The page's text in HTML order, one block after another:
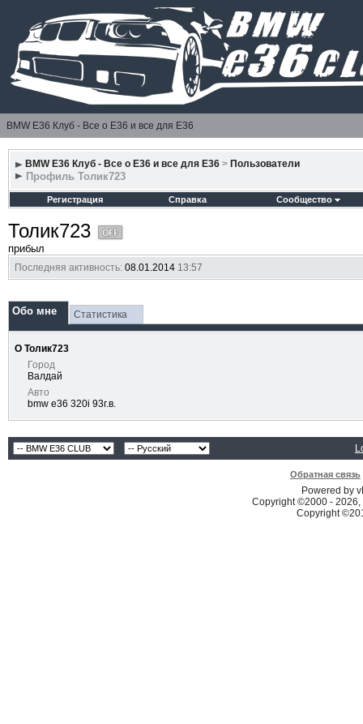
BMW E36 Клуб - Все о Е36 и все для Е36
BMW E36 Клуб - Все о Е36 и все для Е36 > Пользователи
Профиль Толик723
Регистрация Справка Сообщество
Толик723
прибыл
Последняя активность:08.01.2014 13:57
Обо мне Статистика
О Толик723
Город
Валдай
Авто
bmw е36 320i 93г.в.
Обратная связь
Powered by
Copyright ©2000 -
Copyright